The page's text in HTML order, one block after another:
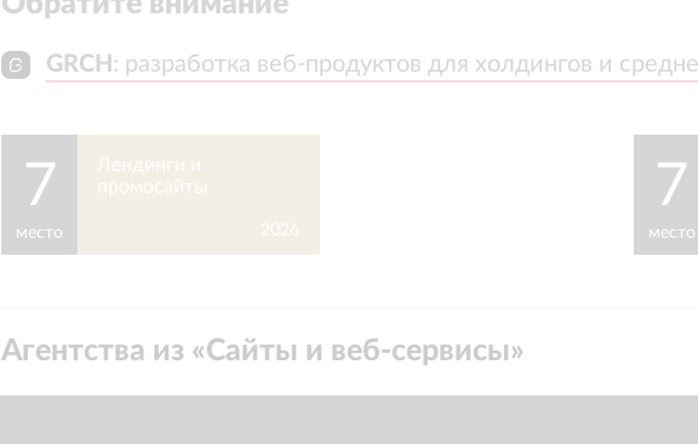
GRCH : разработка веб-продуктов для холдингов и
GRCH : разработка веб-продуктов для холдингов и
7
место
Лендинги и
промосайты
2026
7
место
Агентства из «Сайты и веб-сервисы»